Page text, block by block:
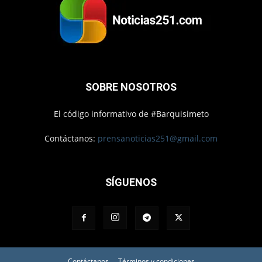
SOBRE NOSOTROS
El código informativo de #Barquisimeto
Contáctanos: prensanoticias251@gmail.com
SÍGUENOS